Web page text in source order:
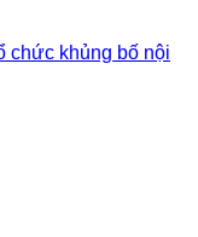
chức khủng bố nội